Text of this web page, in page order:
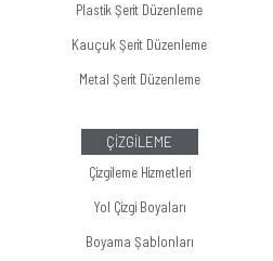
Plastik Şerit Düzenleme
Kauçuk Şerit Düzenleme
Metal Şerit Düzenleme
ÇİZGİLEME
Çizgileme Hizmetleri
Yol Çizgi Boyaları
Boyama Şablonları